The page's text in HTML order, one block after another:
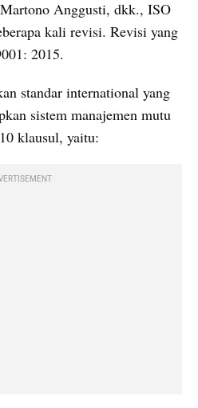
Anggusti, dkk., ISO
kali revisi. Revisi yang
2015.
standar international yang
sistem manajemen mutu
klausul, yaitu: